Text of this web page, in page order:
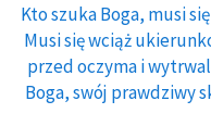
Kto szuka Boga, musi
Musi się wciąż
przed oczyma i
Boga, swój prawdziwy